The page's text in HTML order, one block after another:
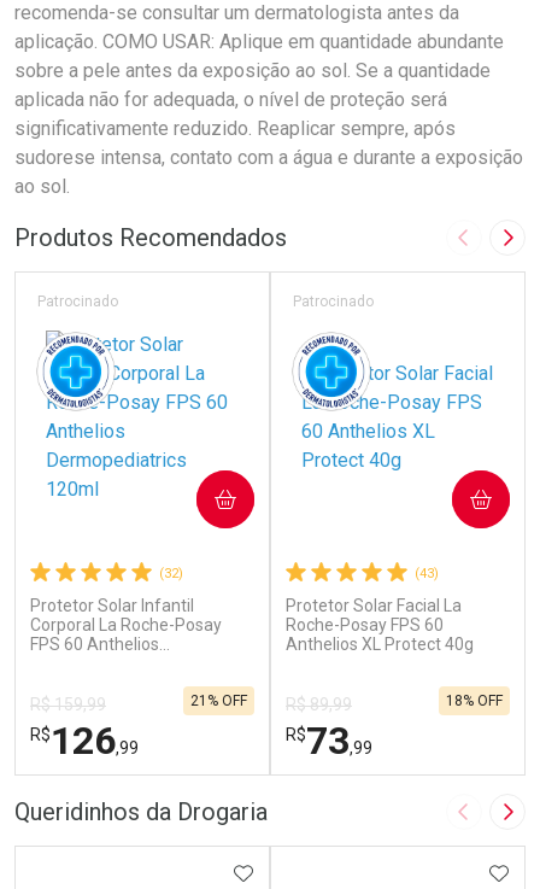
recomenda-se consultar um dermatologista antes da
aplicação. COMO USAR: Aplique em quantidade abundante
sobre a pele antes da exposição ao sol. Se a quantidade
aplicada não for adequada, o nível de proteção será
significativamente reduzido. Reaplicar sempre, após
sudorese intensa, contato com a água e durante a exposição
ao sol.
Produtos Recomendados Imagem
(32)
Protetor Solar Infantil
Corporal La Roche-Posay
FPS 60 Anthelios
Patrocinado
R$ 159,99
R$126,99
21% OFF
COMPRAR
(43)
Protetor Solar Facial La
Roche-Posay FPS 60
Anthelios XL Protect 40g
Patrocinado
R$ 89,99
R$73,99
18% OFF
COMPRAR
Queridinhos da Drogaria Imagem
ADICIONAR AOS FAVORITOS